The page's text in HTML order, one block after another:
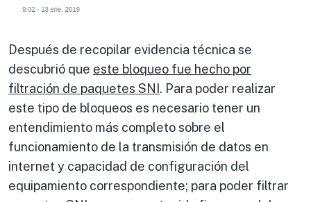
Después de recopilar evidencia técnica se
descubrió que este bloqueo fue hecho por
filtración de paquetes SNI. Para poder realizar
este tipo de bloqueos es necesario tener un
entendimiento más completo sobre el
funcionamiento de la transmisión de datos en
internet y capacidad de configuración del
equipamiento correspondiente; para poder filtrar